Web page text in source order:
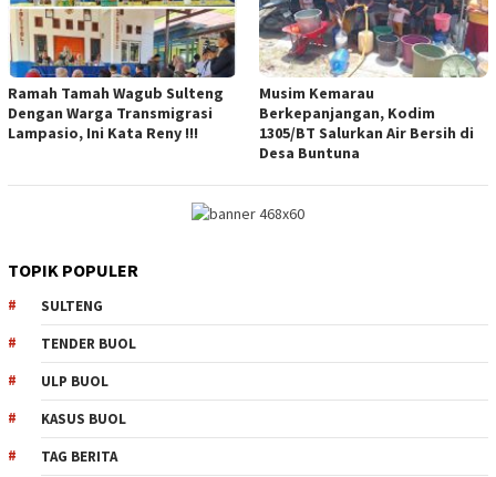
Ramah Tamah Wagub Sulteng
Dengan Warga Transmigrasi
Lampasio, Ini Kata Reny !!!
Musim Kemarau
Berkepanjangan, Kodim
1305/BT Salurkan Air Bersih di
Desa Buntuna
TOPIK POPULER
SULTENG
TENDER BUOL
ULP BUOL
KASUS BUOL
TAG BERITA